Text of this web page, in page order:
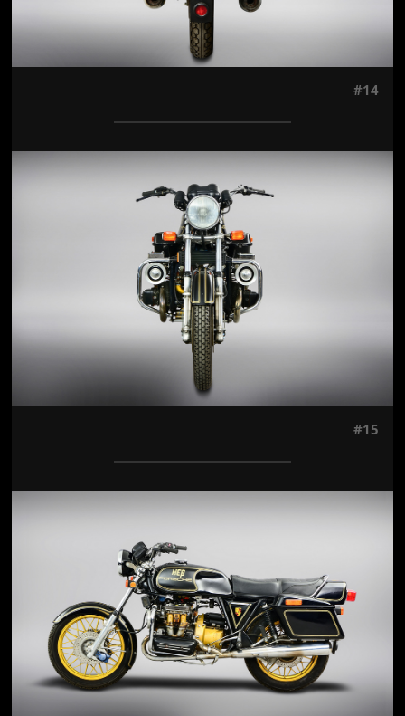
#14
Jön még kép!
#15
Jön még kép!